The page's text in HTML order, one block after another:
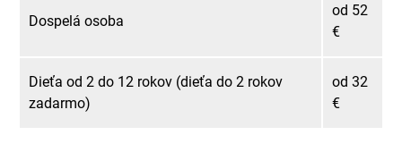
Dospelá osoba
od 52
€
Dieťa od 2 do 12 rokov (dieťa do 2 rokov
zadarmo)
od 32
€